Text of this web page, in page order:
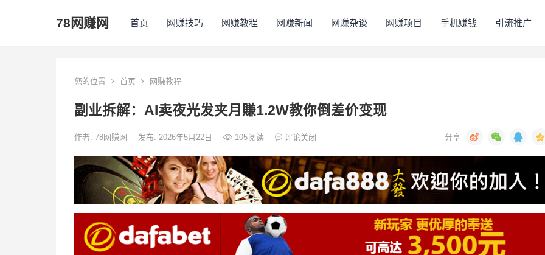
78网赚网 首页 网赚技巧 网赚教程 网赚新闻 网赚杂谈 网赚项目 手机赚钱 引流推广
您的位置 首页 网赚教程
副业拆解：AI卖夜光发夹月賺1.2W教你倒差价变现
作者: 78网赚网 发布: 2026年5月22日 105阅读 评论关闭